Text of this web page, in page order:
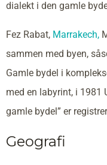
dialekt i den gamle
Fez Rabat, Marrakech,
sammen med byen,
Gamle bydel i
med en labyrint, i 1981
gamle bydel” er
Geografi